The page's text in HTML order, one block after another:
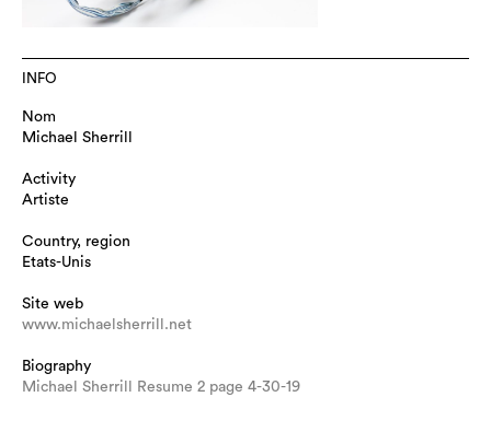
INFO
Nom
Michael Sherrill
Activity
Artiste
Country, region
Etats-Unis
Site web
www.michaelsherrill.net
Biography
Michael Sherrill Resume 2 page 4-30-19